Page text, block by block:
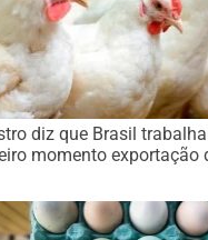
diz que Brasil
momento exportação